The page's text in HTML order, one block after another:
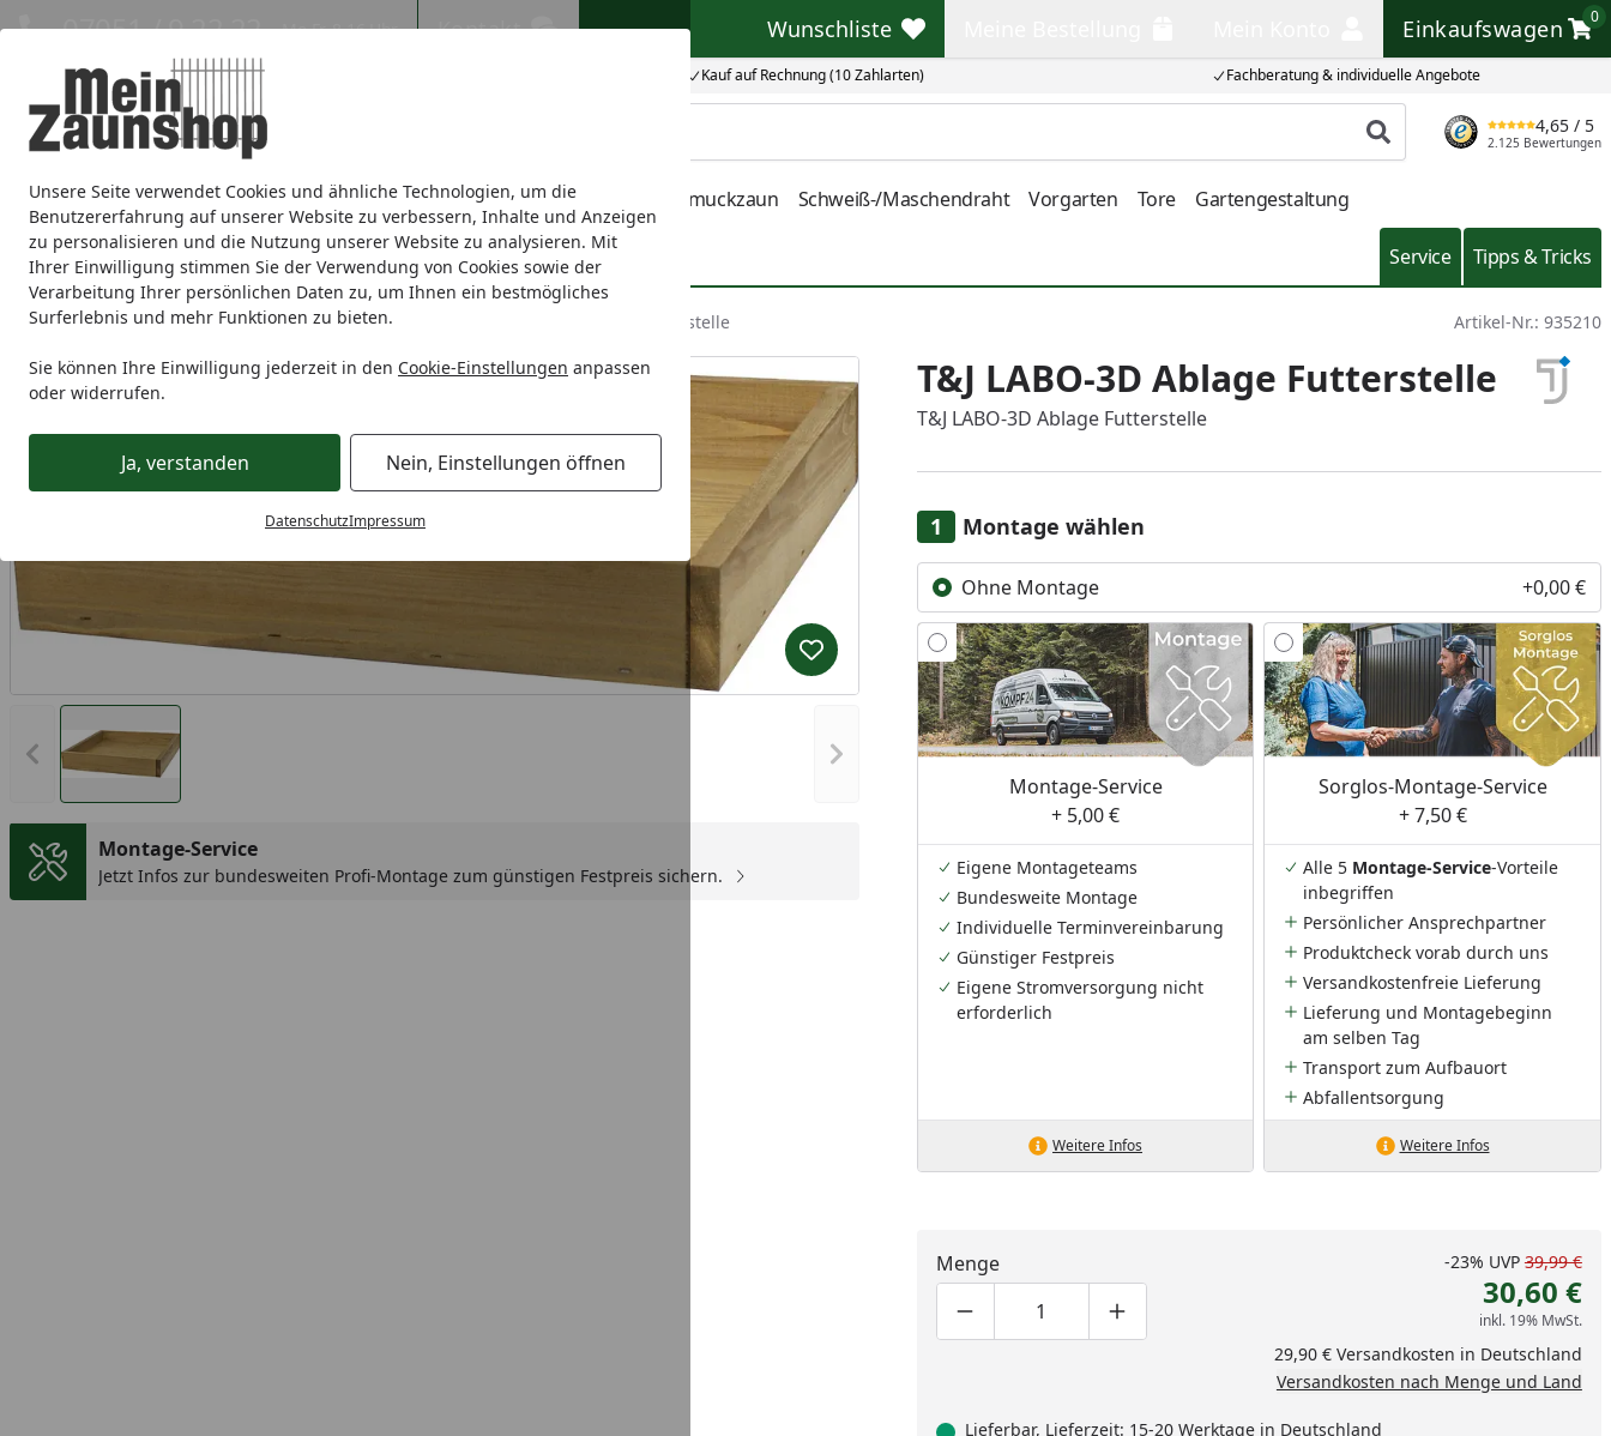
Unsere Seite verwendet Cookies und ähnliche Technologien, um die
Benutzererfahrung auf unserer Website zu verbessern, Inhalte und Anzeigen
zu personalisieren und die Nutzung unserer Website zu analysieren. Mit
Ihrer Einwilligung stimmen Sie der Verwendung von Cookies sowie der
Verarbeitung Ihrer persönlichen Daten zu, um Ihnen ein bestmögliches
Surferlebnis und mehr Funktionen zu bieten.
Sie können Ihre Einwilligung jederzeit in den Cookie-Einstellungen anpassen
oder widerrufen.
Ja, verstanden Nein, Einstellungen öffnen
DatenschutzImpressum
Eigene Montage-Teams Kauf auf Rechnung (10 Zahlarten) Fachberatung & individuelle Angebote
07051 / 9 22 22 Mo-Fr. 8-16 Uhr Kontakt Wunschliste
Wunschliste Einkaufswagen
0
Einkaufswagen
Produkt suchen
4,65 / 5
2.125 Bewertungen
Sichtschutz Doppelstabmatte Zaunsets Gabionen Einstabmatten Schmuckzaun Schweiß-/Maschendraht Vorgarten Tore Gartengestaltung
Zaunmarken Service Tipps & Tricks
Sichtschutz Natürlicher Sichtschutz T&J LABO T&J LABO-3D Ablage Futterstelle Artikel-Nr.: 935210
Vorheriges Bild anzeigen Nächstes Bild anzeigen
Produkt zur Wunschliste hinzufügen
Montage-Service
Jetzt Infos zur bundesweiten Profi-Montage zum günstigen Festpreis sichern.
T&J LABO-3D Ablage Futterstelle
T&J LABO-3D Ablage Futterstelle
Montage wählen
Ohne Montage +0,00 €
Montage-Service
+ 5,00 €
Eigene Montageteams
Bundesweite Montage
Individuelle Terminvereinbarung
Günstiger Festpreis
Eigene Stromversorgung nicht
erforderlich
Weitere Infos
Sorglos-Montage-Service
+ 7,50 €
Alle 5 Montage-Service-Vorteile
inbegriffen
Persönlicher Ansprechpartner
Produktcheck vorab durch uns
Versandkostenfreie Lieferung
Lieferung und Montagebeginn
am selben Tag
Transport zum Aufbauort
Abfallentsorgung
Weitere Infos
Menge
Produktmenge um eins verringern
Produktmenge manuell eingeben
Produktmenge um eins erhöhen
-23% UVP 39,99 €
30,60 €
inkl. 19% MwSt.
29,90 € Versandkosten in Deutschland
Versandkosten nach Menge und Land
Lieferbar, Lieferzeit: 15-20 Werktage in Deutschland